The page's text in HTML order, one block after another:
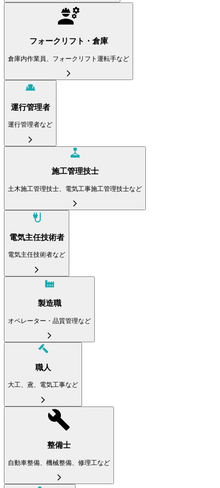
フォークリフト・倉庫
倉庫内作業員、フォークリフト運転手など
運行管理者
運行管理者など
施工管理技士
土木施工管理技士、電気工事施工管理技士など
電気主任技術者
電気主任技術者など
製造職
オペレーター・品質管理など
職人
大工、鳶、電気工事など
整備士
自動車整備、機械整備、修理工など